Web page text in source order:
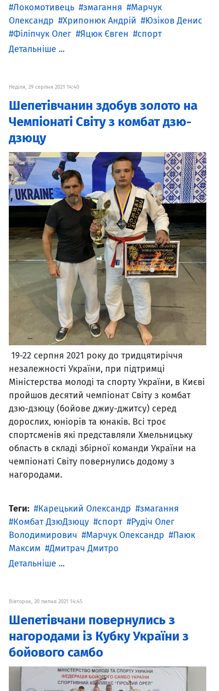
Локомотивець
змагання
Марчук
Олександр
Хрипонюк Андрій
Юзіков Денис
Філіпчук Олег
Яцюк Євген
спорт
Детальніше ...
Неділя, 29 серпня 2021 14:40
Шепетівчанин здобув золото на
Чемпіонаті Світу з комбат дзю-
дзюцу
19-22 серпня 2021 року до тридцятиріччя
незалежності України, при підтримці
Міністерства молоді та спорту України, в Києві
пройшов десятий чемпіонат Світу з комбат
дзю-дзюцу (бойове джиу-джитсу) серед
дорослих, юніорів та юнаків. Всі троє
спортсменів які представляли Хмельницьку
область в складі збірної команди України на
чемпіонаті Світу повернулись додому з
нагородами.
Теги: Карецький Олександр
змагання
Комбат ДзюДзюцу
спорт
Рудіч Олег
Володимирович
Марчук Олександр
Паюк
Максим
Дмитрач Дмитро
Детальніше ...
Вівторок, 20 липня 2021 14:45
Шепетівчани повернулись з
нагородами із Кубку України з
бойового самбо